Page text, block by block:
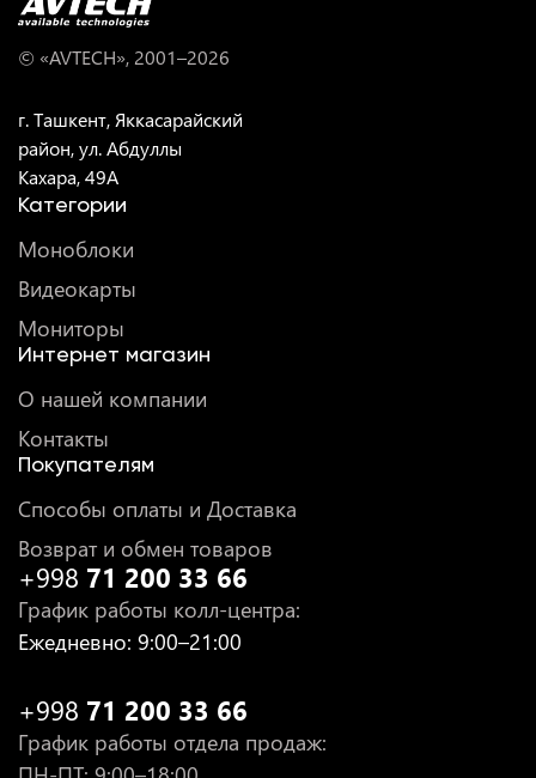
© «AVTECH», 2001–2026
г. Ташкент, Яккасарайский
район, ул. Абдуллы
Кахара, 49A
Категории
Моноблоки
Видеокарты
Мониторы
Интернет магазин
О нашей компании
Контакты
Покупателям
Способы оплаты и Доставка
Возврат и обмен товаров
+998 71 200 33 66
График работы колл-центра:
Ежедневно: 9:00–21:00
+998 71 200 33 66
График работы отдела продаж: